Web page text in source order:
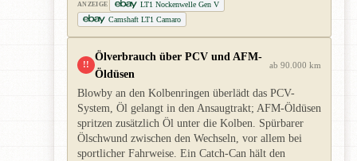
ANZEIGE
LT1 Nockenwelle Gen V
Camshaft LT1 Camaro
!!
Ölverbrauch über PCV und AFM-
Öldüsen
ab 90.000 km
Blowby an den Kolbenringen überlädt das PCV-
System, Öl gelangt in den Ansaugtrakt; AFM-Öldüsen
spritzen zusätzlich Öl unter die Kolben. Spürbarer
Ölschwund zwischen den Wechseln, vor allem bei
sportlicher Fahrweise. Ein Catch-Can hält den